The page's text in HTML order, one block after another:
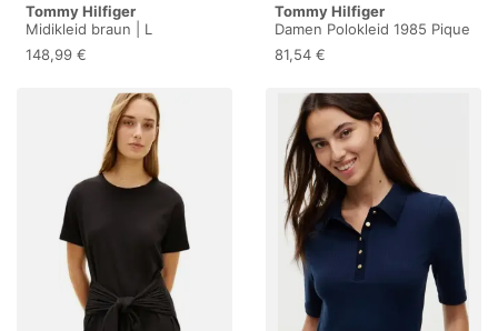
Tommy Hilfiger
Midikleid braun | L
148,99 €
Tommy Hilfiger
Damen Polokleid 1985 Pique
Slim Fit, Schwarz (Dark
Night Navy/Ecru STP), S
81,54 €